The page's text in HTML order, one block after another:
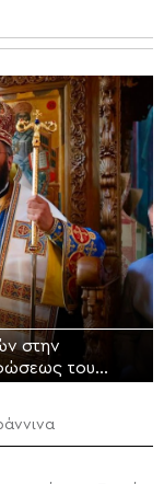
στην
του